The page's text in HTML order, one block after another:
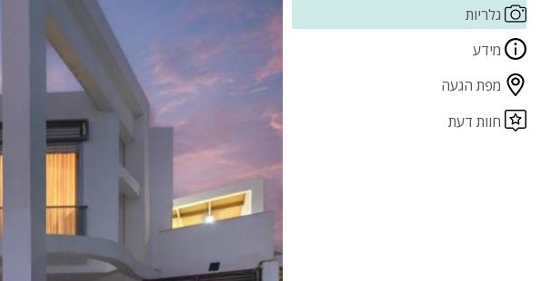
גלריות
מידע
מפת הגעה
חוות דעת